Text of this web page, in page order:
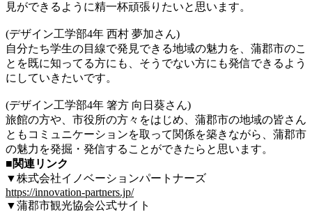
見ができるように精一杯頑張りたいと思います。
(デザイン工学部4年 西村 夢加さん)
自分たち学生の目線で発見できる地域の魅力を、蒲郡市のこ
とを既に知ってる方にも、そうでない方にも発信できるよう
にしていきたいです。
(デザイン工学部4年 箸方 向日葵さん)
旅館の方や、市役所の方々をはじめ、蒲郡市の地域の皆さん
ともコミュニケーションを取って関係を築きながら、蒲郡市
の魅力を発掘・発信することができたらと思います。
■関連リンク
▼株式会社イノベーションパートナーズ
https://innovation-partners.jp/
▼蒲郡市観光協会公式サイト